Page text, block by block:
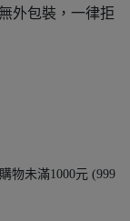
外包裝，一律拒
物未滿1000元 (999